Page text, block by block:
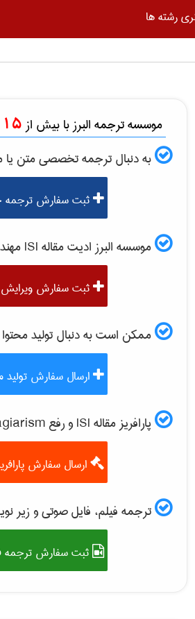
رشته ها
موسسه ترجمه البرز با بیش از 15
به دنبال ترجمه تخصصی متن یا
ثبت سفارش ترجمه
موسسه البرز ادیت مقاله ISI
ثبت سفارش ویرایش
ممکن است به دنبال تولید محتوا
ارسال سفارش تولید
پارافریز مقاله ISI و رفع plagiarism
ارسال سفارش
ترجمه فیلم، فایل صوتی و زیر
ثبت سفارش ترجمه